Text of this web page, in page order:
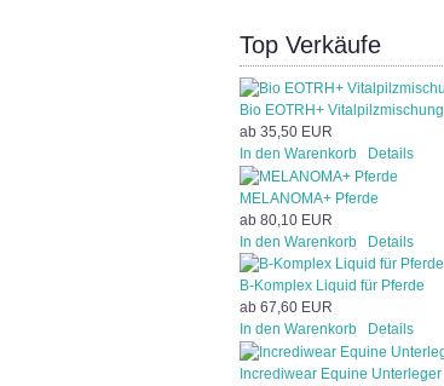
Top Verkäufe
Bio EOTRH+ Vitalpilzmischung
ab 35,50 EUR
In den Warenkorb
Details
MELANOMA+ Pferde
ab 80,10 EUR
In den Warenkorb
Details
B-Komplex Liquid für Pferde
ab 67,60 EUR
In den Warenkorb
Details
Incrediwear Equine Unterleger